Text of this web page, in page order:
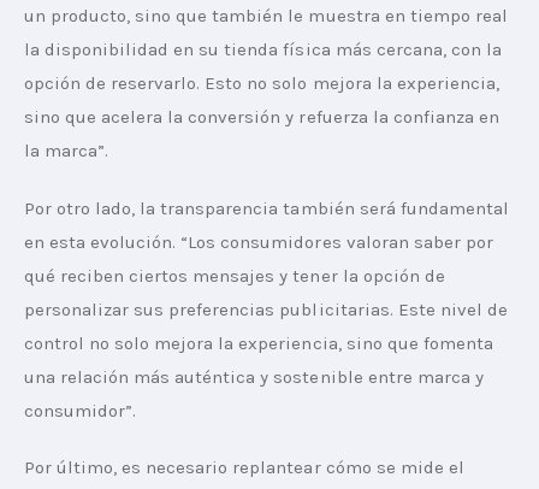
un producto, sino que también le muestra en tiempo real
la disponibilidad en su tienda física más cercana, con la
opción de reservarlo. Esto no solo mejora la experiencia,
sino que acelera la conversión y refuerza la confianza en
la marca”.
Por otro lado, la transparencia también será fundamental
en esta evolución. “Los consumidores valoran saber por
qué reciben ciertos mensajes y tener la opción de
personalizar sus preferencias publicitarias. Este nivel de
control no solo mejora la experiencia, sino que fomenta
una relación más auténtica y sostenible entre marca y
consumidor”.
Por último, es necesario replantear cómo se mide el